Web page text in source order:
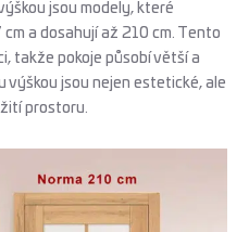
jsou modely, které
a dosahují až 210 cm. Tento
takže pokoje působí větší a
výškou jsou nejen estetické, ale
prostoru.